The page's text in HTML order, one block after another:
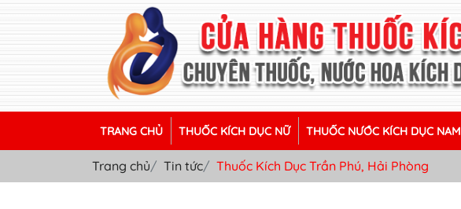
TRANG CHỦ THUỐC KÍCH DỤC NỮ THUỐC NƯỚC KÍCH DỤC NAM
Trang chủ Tin tức Thuốc Kích Dục Trần Phú, Hải Phòng